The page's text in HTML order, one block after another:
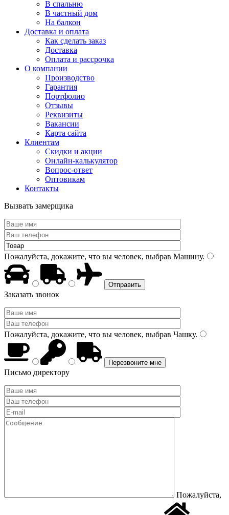
В спальню
В частный дом
На балкон
Доставка и оплата
Как сделать заказ
Доставка
Оплата и рассрочка
О компании
Производство
Гарантия
Портфолио
Отзывы
Реквизиты
Вакансии
Карта сайта
Клиентам
Скидки и акции
Онлайн-калькулятор
Вопрос-ответ
Оптовикам
Контакты
Вызвать замерщика
Пожалуйста, докажите, что вы человек, выбрав Машину.
Заказать звонок
Пожалуйста, докажите, что вы человек, выбрав Чашку.
Письмо директору
Пожалуйста,